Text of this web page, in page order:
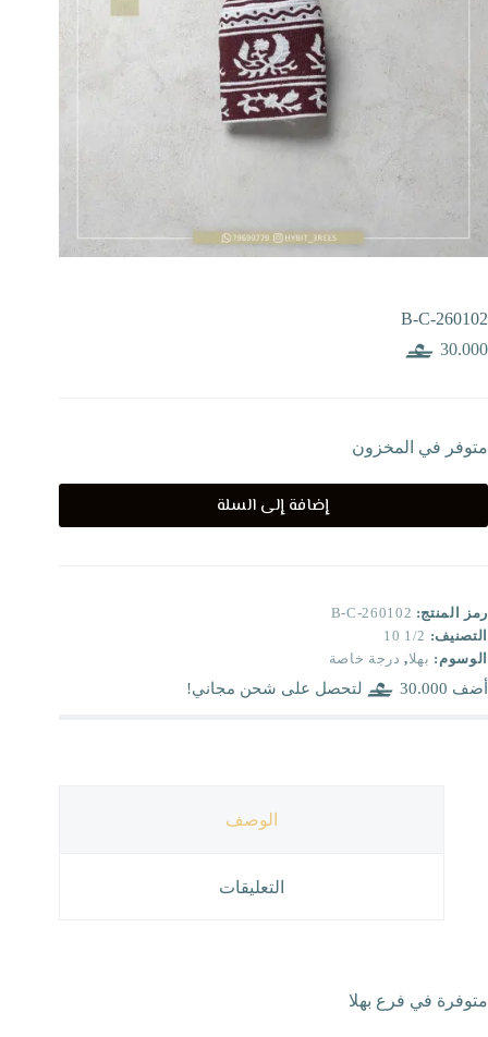
B-C-260102
30.000
متوفر في المخزون
إضافة إلى السلة
رمز المنتج: B-C-260102
التصنيف: 1/2 10
الوسوم: بهلا, درجة خاصة
أضف 30.000 لتحصل على شحن مجاني!
الوصف
التعليقات
متوفرة في فرع بهلا